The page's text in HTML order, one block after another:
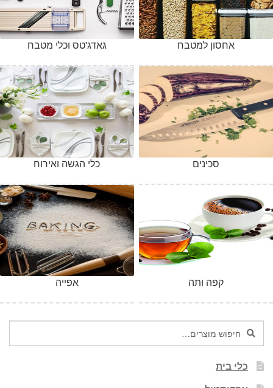
גאדג'טס וכלי מטבח אחסון למטבח
כלי הגשה ואירוח סכינים
אפייה קפה ותה
חיפוש
עבור:
חיפוש
כלי בית